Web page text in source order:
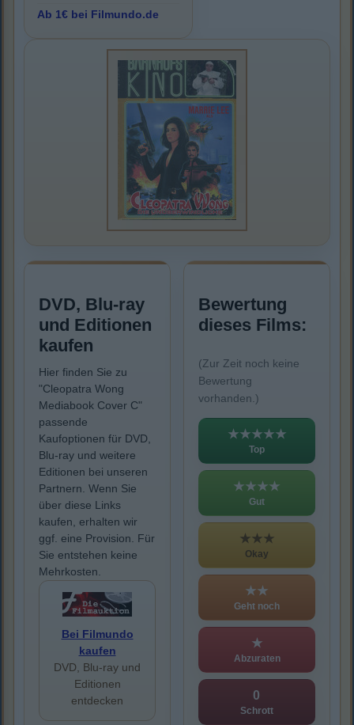
Ab 1€ bei Filmundo.de
DVD, Blu-ray
und Editionen
kaufen
Hier finden Sie zu
"Cleopatra Wong
Mediabook Cover C"
passende
Kaufoptionen für DVD,
Blu-ray und weitere
Editionen bei unseren
Partnern. Wenn Sie
über diese Links
kaufen, erhalten wir
ggf. eine Provision. Für
Sie entstehen keine
Mehrkosten.
Bei Filmundo
kaufen
DVD, Blu-ray und
Editionen
entdecken
Bewertung
dieses Films:
(Zur Zeit noch keine
Bewertung
vorhanden.)
★★★★★
Top
★★★★
Gut
★★★
Okay
★★
Geht noch
★
Abzuraten
0
Schrott